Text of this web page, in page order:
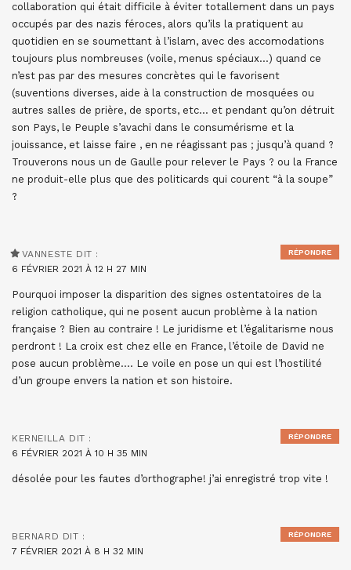
collaboration qui était difficile à éviter totallement dans un pays
occupés par des nazis féroces, alors qu’ils la pratiquent au
quotidien en se soumettant à l’islam, avec des accomodations
toujours plus nombreuses (voile, menus spéciaux…) quand ce
n’est pas par des mesures concrètes qui le favorisent
(suventions diverses, aide à la construction de mosquées ou
autres salles de prière, de sports, etc… et pendant qu’on détruit
son Pays, le Peuple s’avachi dans le consumérisme et la
jouissance, et laisse faire , en ne réagissant pas ; jusqu’à quand ?
Trouverons nous un de Gaulle pour relever le Pays ? ou la France
ne produit-elle plus que des politicards qui courent “à la soupe”
?
VANNESTE DIT :
6 FÉVRIER 2021 À 12 H 27 MIN
Pourquoi imposer la disparition des signes ostentatoires de la
religion catholique, qui ne posent aucun problème à la nation
française ? Bien au contraire ! Le juridisme et l’égalitarisme nous
perdront ! La croix est chez elle en France, l’étoile de David ne
pose aucun problème…. Le voile en pose un qui est l’hostilité
d’un groupe envers la nation et son histoire.
RÉPONDRE
KERNEILLA DIT :
6 FÉVRIER 2021 À 10 H 35 MIN
désolée pour les fautes d’orthographe! j’ai enregistré trop vite !
RÉPONDRE
BERNARD DIT :
7 FÉVRIER 2021 À 8 H 32 MIN
RÉPONDRE